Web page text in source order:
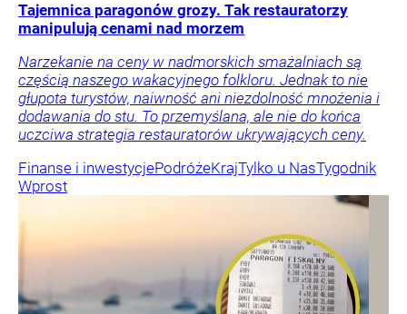
Tajemnica paragonów grozy. Tak restauratorzy
manipulują cenami nad morzem
Narzekanie na ceny w nadmorskich smażalniach są
częścią naszego wakacyjnego folkloru. Jednak to nie
głupota turystów, naiwność ani niezdolność mnożenia i
dodawania do stu. To przemyślana, ale nie do końca
uczciwa strategia restauratorów ukrywających ceny.
Finanse i inwestycjePodróżeKrajTylko u NasTygodnik
Wprost